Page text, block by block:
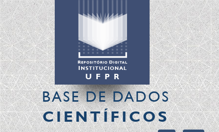
BASE DE DADOS
CIENTÍFICOS